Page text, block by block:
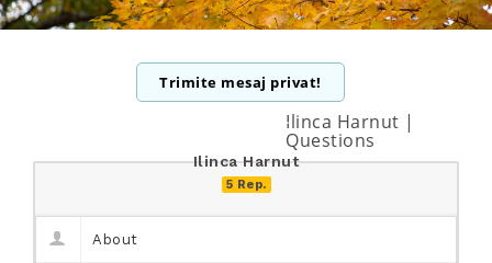
Trimite mesaj privat!
Ilinca Harnut |
Questions
Ilinca Harnut
5 Rep.
About